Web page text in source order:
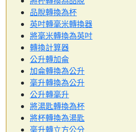
品脫轉換為杯
英吋轉毫米轉換器
將毫米轉換為英吋
轉換計算器
公升轉加侖
加侖轉換為公升
毫升轉換為公升
公升轉毫升
將湯匙轉換為杯
將杯轉換為湯匙
毫升轉立方公分